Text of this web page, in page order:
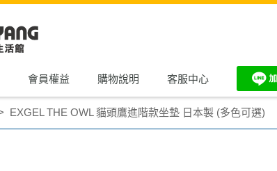
會員權益 購物說明 客服中心
EXGEL THE OWL 貓頭鷹進階款坐墊 日本製 (多色可選)